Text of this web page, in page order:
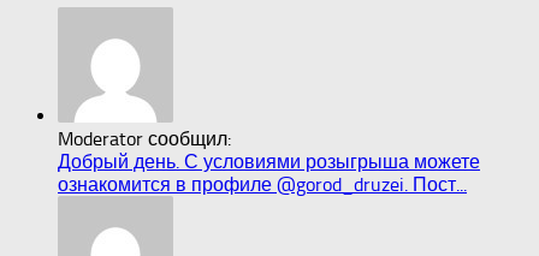
Moderator сообщил:
Добрый день. С условиями розыгрыша можете
ознакомится в профиле @gorod_druzei. Пост...